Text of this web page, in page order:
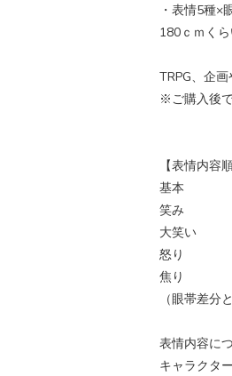
・表情5種×
180ｃｍく
TRPG、企
※ご購入後
【表情内容
基本
笑み
大笑い
怒り
焦り
（眼帯差分
表情内容に
キャラクタ